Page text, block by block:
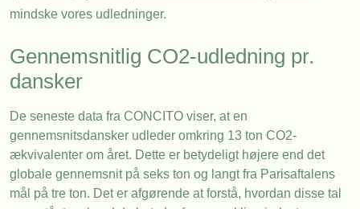
mindske vores udledninger.
Gennemsnitlig CO2-udledning pr.
dansker
De seneste data fra CONCITO viser, at en
gennemsnitsdansker udleder omkring 13 ton CO2-
ækvivalenter om året. Dette er betydeligt højere end det
globale gennemsnit på seks ton og langt fra Parisaftalens
mål på tre ton. Det er afgørende at forstå, hvordan disse tal